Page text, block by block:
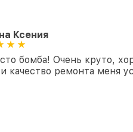
Ксения
бомба! Очень круто,
качество ремонта меня